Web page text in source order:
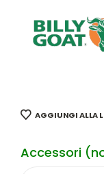
AGGIUNGI ALLA
Accessori